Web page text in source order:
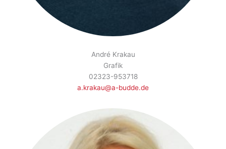
André Krakau
Grafik
02323-953718
a.krakau@a-budde.de